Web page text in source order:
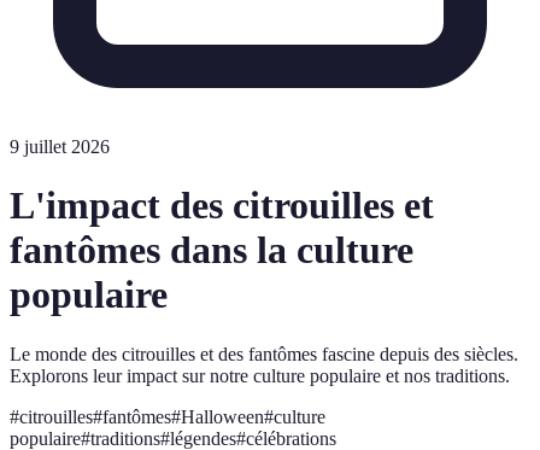
9 juillet 2026
L'impact des citrouilles et
fantômes dans la culture
populaire
Le monde des citrouilles et des fantômes fascine depuis des siècles.
Explorons leur impact sur notre culture populaire et nos traditions.
#citrouilles#fantômes#Halloween#culture
populaire#traditions#légendes#célébrations